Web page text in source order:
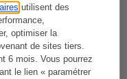
utilisent des
optimiser la
de sites tiers.
6 mois. Vous pourrez
le lien « paramétrer